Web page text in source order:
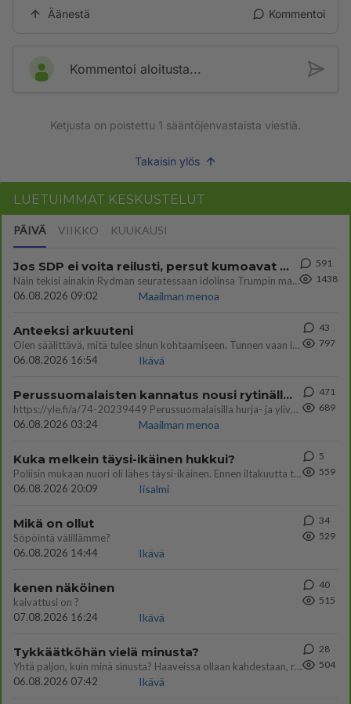
Äänestä Kommentoi
Kommentoi aloitusta...
Ketjusta on poistettu 1 sääntöjenvastaista viestiä.
Takaisin ylös
LUETUIMMAT KESKUSTELUT
PÄIVÄ VIIKKO KUUKAUSI
Jos SDP ei voita reilusti, persut kumoavat demokratian Suomesta
Näin tekisi ainakin Rydman seuratessaan idolinsa Trumpin mallia https://www.is.fi/politiikka/art-2000012187244.html
06.08.2026 09:02
Maailman menoa
591
1438
Anteeksi arkuuteni
Olen säälittävä, mitä tulee sinun kohtaamiseen. Tunnen vaan itseni todella epävarmaksi sun kanssa. Jos minun olisi pitän
06.08.2026 16:54
Ikävä
43
797
Perussuomalaisten kannatus nousi rytinällä Ylen tänään julkaisemassa tuoreimmassa gallup-kyselyssä.
https://yle.fi/a/74-20239449 Perussuomalaisilla hurja- ja ylivoimaisesti suurin nousu tässä uudessa Ylen gallupissa. Kyl
06.08.2026 03:24
Maailman menoa
471
689
Kuka melkein täysi-ikäinen hukkui?
Poliisin mukaan nuori oli lähes täysi-ikäinen. Ennen iltakuutta tulleen ilmoituksen mukaan ihminen oli joutunut mahdoll
06.08.2026 20:09
Iisalmi
5
559
Mikä on ollut
Söpöintä välillämme?
06.08.2026 14:44
Ikävä
34
529
kenen näköinen
kaivattusi on ?
07.08.2026 16:24
Ikävä
40
515
Tykkäätköhän vielä minusta?
Yhtä paljon, kuin minä sinusta? Haaveissa ollaan kahdestaan, rauhassa ja lähennytään fyysisesti ja tutustutaan syvemmin
06.08.2026 07:42
Ikävä
28
504